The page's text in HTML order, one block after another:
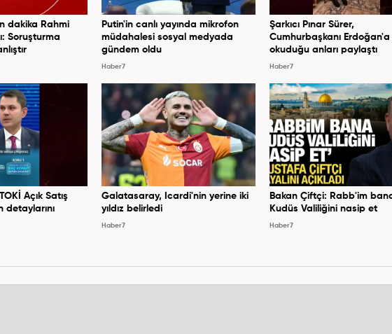
dakika Rahmi
Soruşturma
Putin'in canlı yayında mikrofon
müdahalesi sosyal medyada
gündem oldu
Haber7
Şarkıcı Pınar Sürer,
Cumhurbaşkanı Erdoğan'a
okuduğu anları paylaştı
Haber7
Açık Satış
detaylarını
Galatasaray, Icardi'nin yerine iki
yıldız belirledi
Haber7
Bakan Çiftçi: Rabb'im
Kudüs Valiliğini nasip et
Haber7